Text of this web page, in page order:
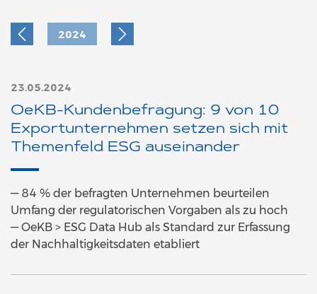
2024
23.05.2024
OeKB-Kundenbefragung: 9 von 10
Exportunternehmen setzen sich mit
Themenfeld ESG auseinander
— 84 % der befragten Unternehmen beurteilen
Umfang der regulatorischen Vorgaben als zu hoch
— OeKB > ESG Data Hub als Standard zur Erfassung
der Nachhaltigkeitsdaten etabliert